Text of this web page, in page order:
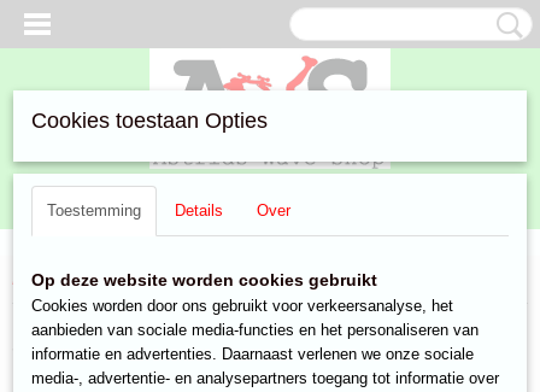
Inloggen Registreren
Home >Aanbiedingen>Speelgoed & Gadgets> Winterspeelgoed
Speelgoed & Gadgets
Cookies toestaan Opties
Toestemming Details Over
Op deze website worden cookies gebruikt
Cookies worden door ons gebruikt voor verkeersanalyse, het
aanbieden van sociale media-functies en het personaliseren van
informatie en advertenties. Daarnaast verlenen we onze sociale
media-, advertentie- en analysepartners toegang tot informatie over